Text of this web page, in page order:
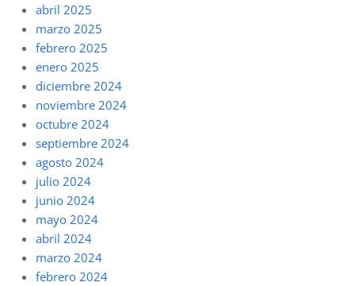
abril 2025
marzo 2025
febrero 2025
enero 2025
diciembre 2024
noviembre 2024
octubre 2024
septiembre 2024
agosto 2024
julio 2024
junio 2024
mayo 2024
abril 2024
marzo 2024
febrero 2024